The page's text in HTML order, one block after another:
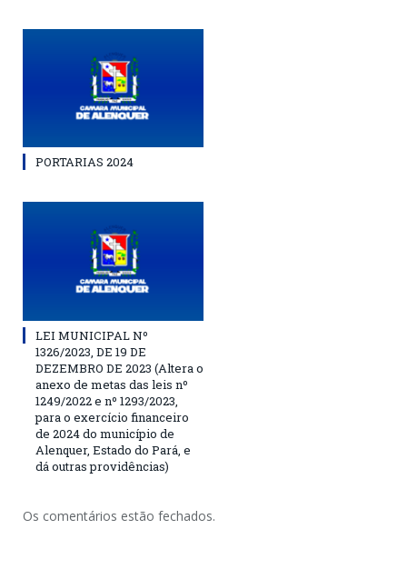
PORTARIAS 2024
LEI MUNICIPAL Nº
1326/2023, DE 19 DE
DEZEMBRO DE 2023 (Altera o
anexo de metas das leis nº
1249/2022 e nº 1293/2023,
para o exercício financeiro
de 2024 do município de
Alenquer, Estado do Pará, e
dá outras providências)
Os comentários estão fechados.